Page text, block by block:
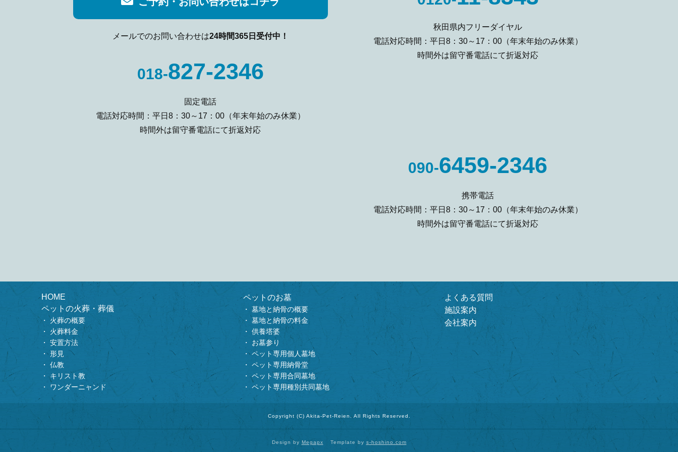
メールでのお問い合わせは24時間365日受付中！
秋田県内フリーダイヤル
電話対応時間：平日8：30～17：00（年末年始のみ休業）
時間外は留守番電話にて折返対応
018-827-2346
固定電話
電話対応時間：平日8：30～17：00（年末年始のみ休業）
時間外は留守番電話にて折返対応
090-6459-2346
携帯電話
電話対応時間：平日8：30～17：00（年末年始のみ休業）
時間外は留守番電話にて折返対応
HOME
ペットの火葬・葬儀
火葬の概要
火葬料金
安置方法
形見
仏教
キリスト教
ワンダーニャンド
ペットのお墓
墓地と納骨の概要
墓地と納骨の料金
供養塔婆
お墓参り
ペット専用個人墓地
ペット専用納骨堂
ペット専用合同墓地
ペット専用種別共同墓地
よくある質問
施設案内
会社案内
Copyright (C) Akita-Pet-Reien. All Rights Reserved.
Design by Megapx Template by s-hoshino.com